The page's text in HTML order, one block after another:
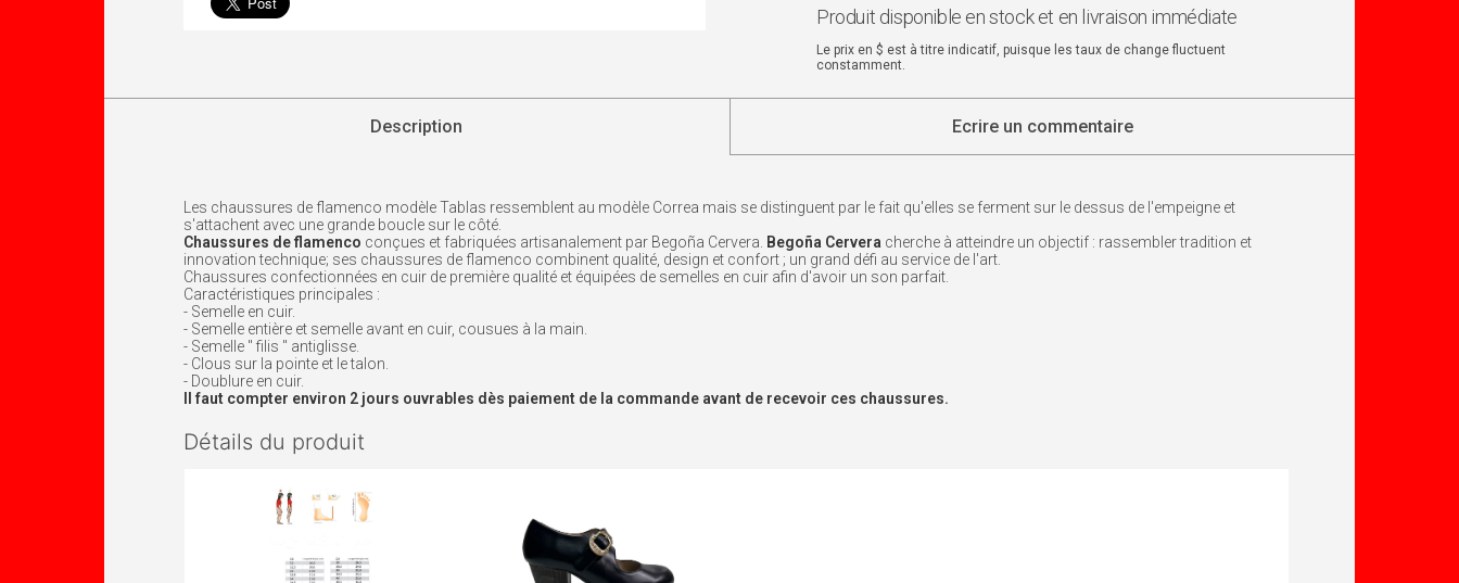
Produit disponible en stock et en livraison immédiate
Le prix en $ est à titre indicatif, puisque les taux de change fluctuent
constamment.
Description Ecrire un commentaire
Les chaussures de flamenco modèle Tablas ressemblent au modèle Correa mais se distinguent par le fait qu'elles se ferment sur le dessus de l'empeigne et
s'attachent avec une grande boucle sur le côté.
Chaussures de flamenco conçues et fabriquées artisanalement par Begoña Cervera. Begoña Cervera cherche à atteindre un objectif : rassembler tradition et
innovation technique; ses chaussures de flamenco combinent qualité, design et confort ; un grand défi au service de l'art.
Chaussures confectionnées en cuir de première qualité et équipées de semelles en cuir afin d'avoir un son parfait.
Caractéristiques principales :
- Semelle en cuir.
- Semelle entière et semelle avant en cuir, cousues à la main.
- Semelle " filis " antiglisse.
- Clous sur la pointe et le talon.
- Doublure en cuir.
Il faut compter environ 2 jours ouvrables dès paiement de la commande avant de recevoir ces chaussures.
Détails du produit